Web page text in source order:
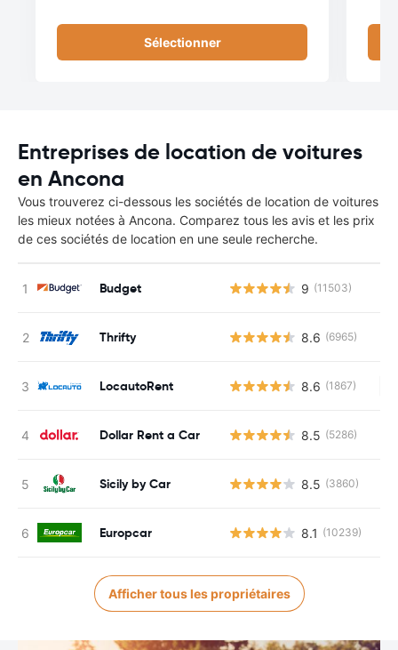
Sélectionner
Entreprises de location de voitures
en Ancona
Vous trouverez ci-dessous les sociétés de location de voitures
les mieux notées à Ancona. Comparez tous les avis et les prix
de ces sociétés de location en une seule recherche.
Budget 9 (11503)
Thrifty 8.6 (6965)
LocautoRent 8.6 (1867)
Dollar Rent a Car 8.5 (5286)
Sicily by Car 8.5 (3860)
Europcar 8.1 (10239)
Afficher tous les propriétaires